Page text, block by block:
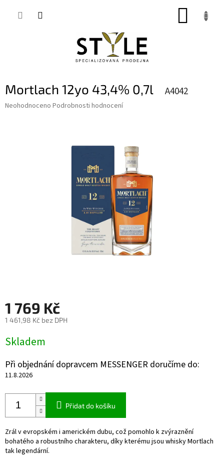
Mortlach 12yo 43,4% 0,7l A4042
Průměrné
Neohodnoceno Podrobnosti hodnocení
1 769 Kč
1 461,98 Kč bez DPH
cena:
Skladem
Při objednání dopravcem MESSENGER doručíme do:
11.8.2026
Přidat do košíku
Zrál v evropském i americkém dubu, což pomohlo k zvýraznění
bohatého a robustního charakteru, díky kterému jsou whisky Mortlach
tak legendární.